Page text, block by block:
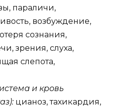
параличи,
возбуждение,
сознания,
зрения, слуха,
слепота,
и кровь
цианоз, тахикардия,